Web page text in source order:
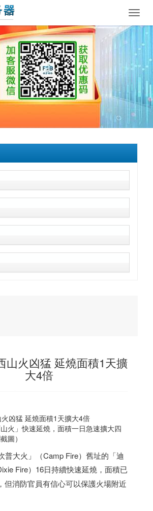
山火凶猛 延燒面積1天擴
大4倍
火」快速延燒，面積一日急速擴大四
圖）
普大火」（Camp Fire）舊址的「迪
Fire）16日持續快速延燒，面積已
但消防官員有信心可以保護火場附近